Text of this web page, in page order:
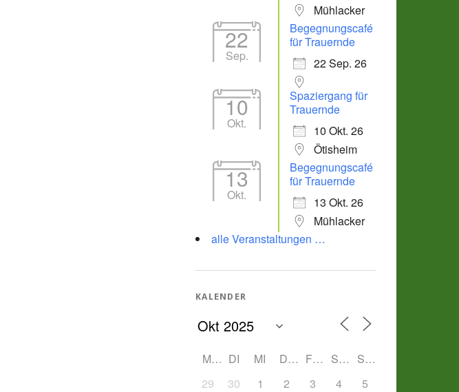
Mühlacker
22
Sep.
Begegnungscafé
für Trauernde
22 Sep. 26
10
Okt.
Spaziergang für
Trauernde
10 Okt. 26
Ötisheim
13
Okt.
Begegnungscafé
für Trauernde
13 Okt. 26
Mühlacker
alle Veranstaltungen …
KALENDER
MO DI MI DO FR SA
SO
29
30 1 2 3 4
5